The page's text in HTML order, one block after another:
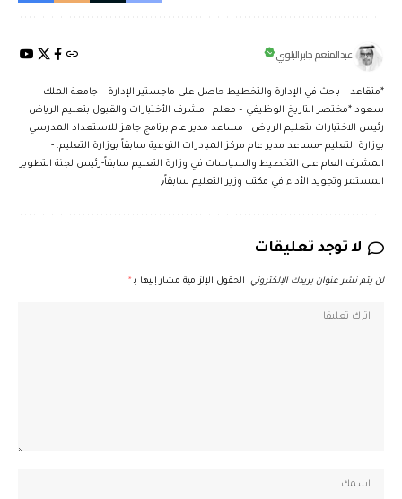
عبدالمنعم جابر البلوي
*متقاعد – باحث في الإدارة والتخطيط حاصل على ماجستير الإدارة – جامعة الملك
سعود *مختصر التاريخ الوظيفي – معلم - مشرف الأختبارات والقبول بتعليم الرياض -
رئيس الاختبارات بتعليم الرياض - مساعد مدير عام برنامج جاهز للاستعداد المدرسي
بوزارة التعليم -مساعد مدير عام مركز المبادرات النوعية سابقاً بوزارة التعليم. -
المشرف العام على التخطيط والسياسات في وزارة التعليم سابقاً-رئيس لجنة التطوير
المستمر وتجويد الأداء في مكتب وزير التعليم سابقاً٫
لا توجد تعليقات
لن يتم نشر عنوان بريدك الإلكتروني. الحقول الإلزامية مشار إليها بـ *